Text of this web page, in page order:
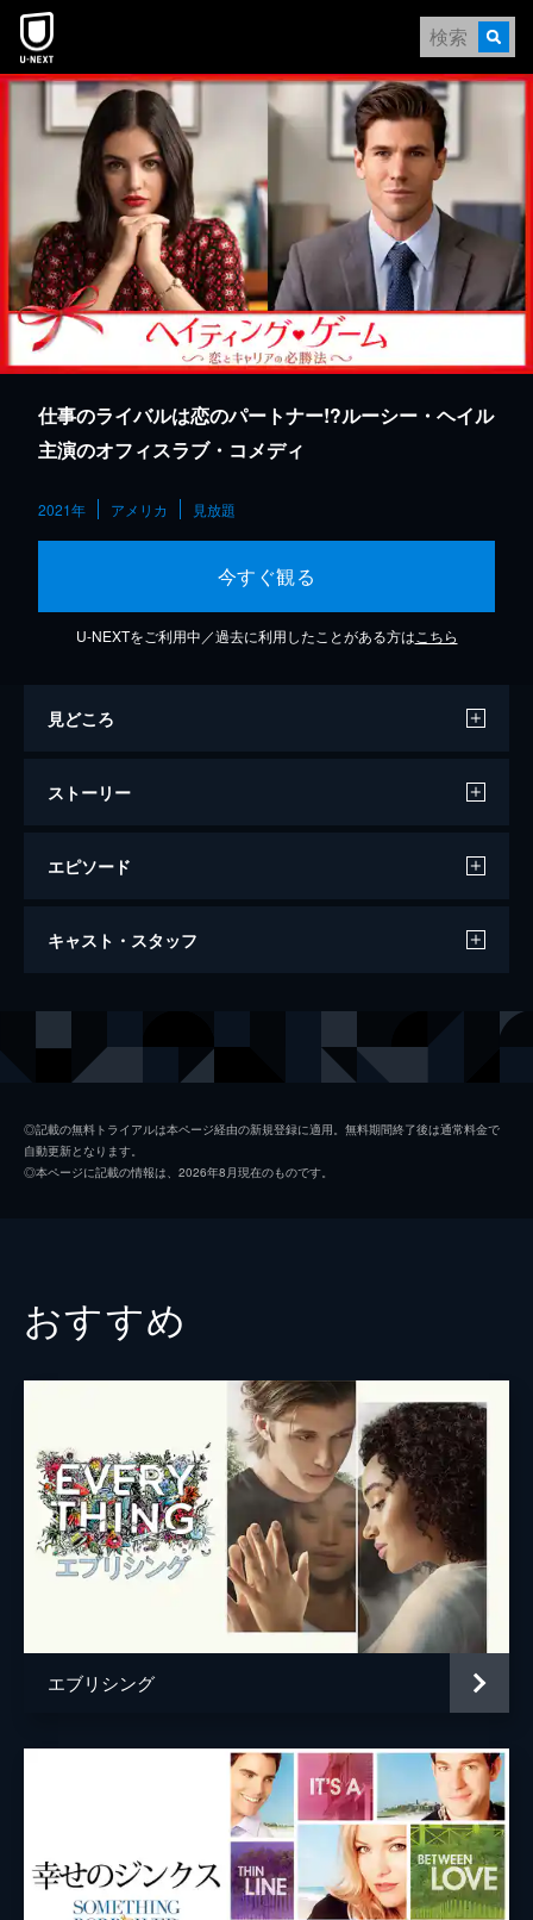
本文へスキップ
仕事のライバルは恋のパートナー!?ルーシー・ヘイル
主演のオフィスラブ・コメディ
2021年 アメリカ 見放題
今すぐ観る
U-NEXTをご利用中／過去に利用したことがある方は こちら
見どころ
ストーリー
エピソード
ヘイティング・ゲーム ～恋とキャリアの
キャスト・スタッフ
オースティン・ストウェル
原作
音楽 スペンサー・デヴィッド・ハッチングズ
◎記載の無料トライアルは本ページ経由の新規登録に適用。無料期間終了後は通常料金で
自動更新となります。
◎本ページに記載の情報は、2026年8月現在のものです。
おすすめ
エブリシング